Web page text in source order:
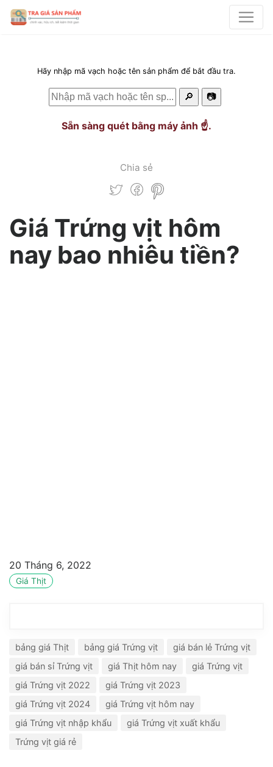
Hãy nhập mã vạch hoặc tên sản phẩm để bắt đầu tra.
🔎 📷
Sẵn sàng quét bằng máy ảnh ☝️.
Chia sẻ
Giá Trứng vịt hôm
nay bao nhiêu tiền?
20 Tháng 6, 2022
Giá Thịt
bảng giá Thịt bảng giá Trứng vịt
giá bán lẻ Trứng vịt
giá bán sỉ Trứng vịt
giá Thịt hôm nay
giá Trứng vịt
giá Trứng vịt 2022
giá Trứng vịt 2023
giá Trứng vịt 2024
giá Trứng vịt hôm nay
giá Trứng vịt nhập khẩu
giá Trứng vịt xuất khẩu
Trứng vịt giá rẻ